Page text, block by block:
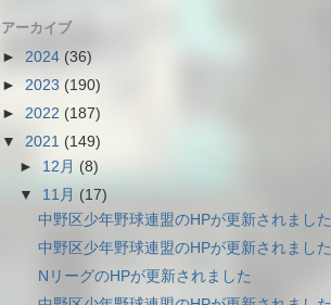
アーカイブ
► 2024 (36)
► 2023 (190)
► 2022 (187)
▼ 2021 (149)
► 12月(8)
▼ 11月(17)
中野区少年野球連盟のHPが更新されました
中野区少年野球連盟のHPが更新されました
NリーグのHPが更新されました